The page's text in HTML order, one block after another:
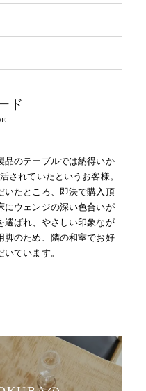
ド
品のテーブルでは納得いか
されていたというお客様。
いたところ、即決で購入頂
にウェンジの深い色合いが
選ばれ、やさしい印象なが
脚のため、隣の和室でお好
ています。